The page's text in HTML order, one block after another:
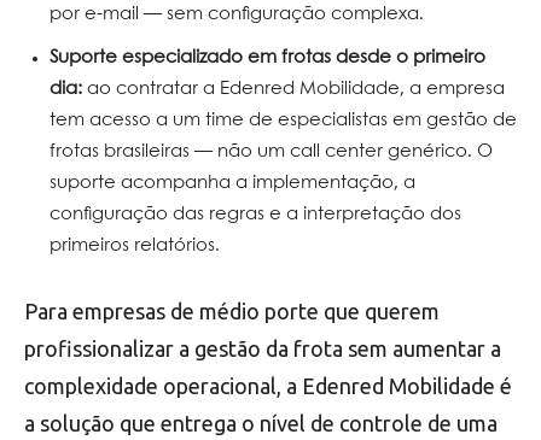
por e-mail — sem configuração complexa.
Suporte especializado em frotas desde o primeiro
dia: ao contratar a Edenred Mobilidade, a empresa
tem acesso a um time de especialistas em gestão de
frotas brasileiras — não um call center genérico. O
suporte acompanha a implementação, a
configuração das regras e a interpretação dos
primeiros relatórios.
Para empresas de médio porte que querem
profissionalizar a gestão da frota sem aumentar a
complexidade operacional, a Edenred Mobilidade é
a solução que entrega o nível de controle de uma